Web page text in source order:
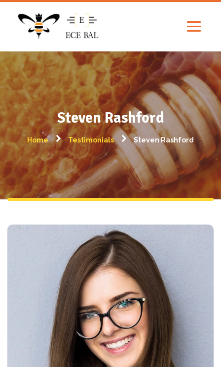
Steven Rashford
Home Testimonials Steven Rashford